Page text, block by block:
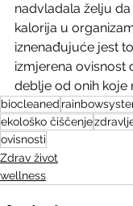
nadvladala želju
kalorija u
iznenađujuće jest
izmjerena ovisnost
deblje od onih koje
biocleaned
ekološko čiščenje
ovisnosti
Zdrav život
wellness